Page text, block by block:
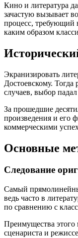
Кино и литература
зачастую вызывает
процесс, требующий
каким образом
Экранизировать
Достоевскому.
случаев, выбор
За прошедшие
произведения и его
коммерческими
Основные
Следование
Самый
ведь часто в
по сравнению с
Преимущества этого
сценариста и